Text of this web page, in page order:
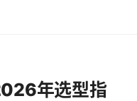
年选型指